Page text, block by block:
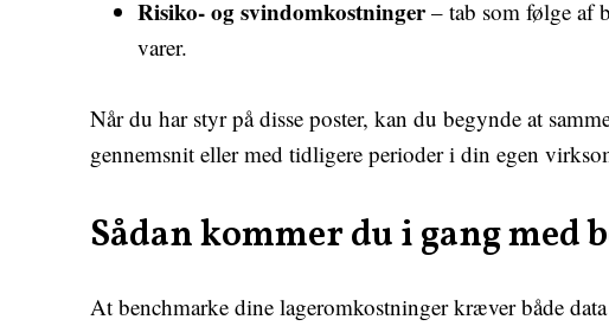
Risiko- og svindomkostninger– tab som følge af
varer.
Når du har styr på disse poster, kan du begynde at
gennemsnit eller med tidligere perioder i din egen
Sådan kommer du i gang med
At benchmarke dine lageromkostninger kræver både